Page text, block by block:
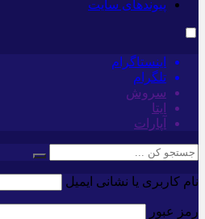
پیوندهای سایت
اینستاگرام
تلگرام
سروش
ایتا
آپارات
نام کاربری یا نشانی ایمیل
رمز عبور